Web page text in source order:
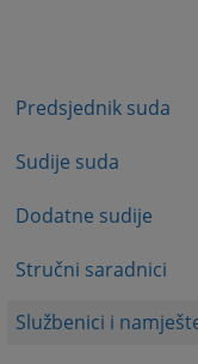
Predsjednik suda
Sudije suda
Dodatne sudije
Stručni saradnici
Službenici i